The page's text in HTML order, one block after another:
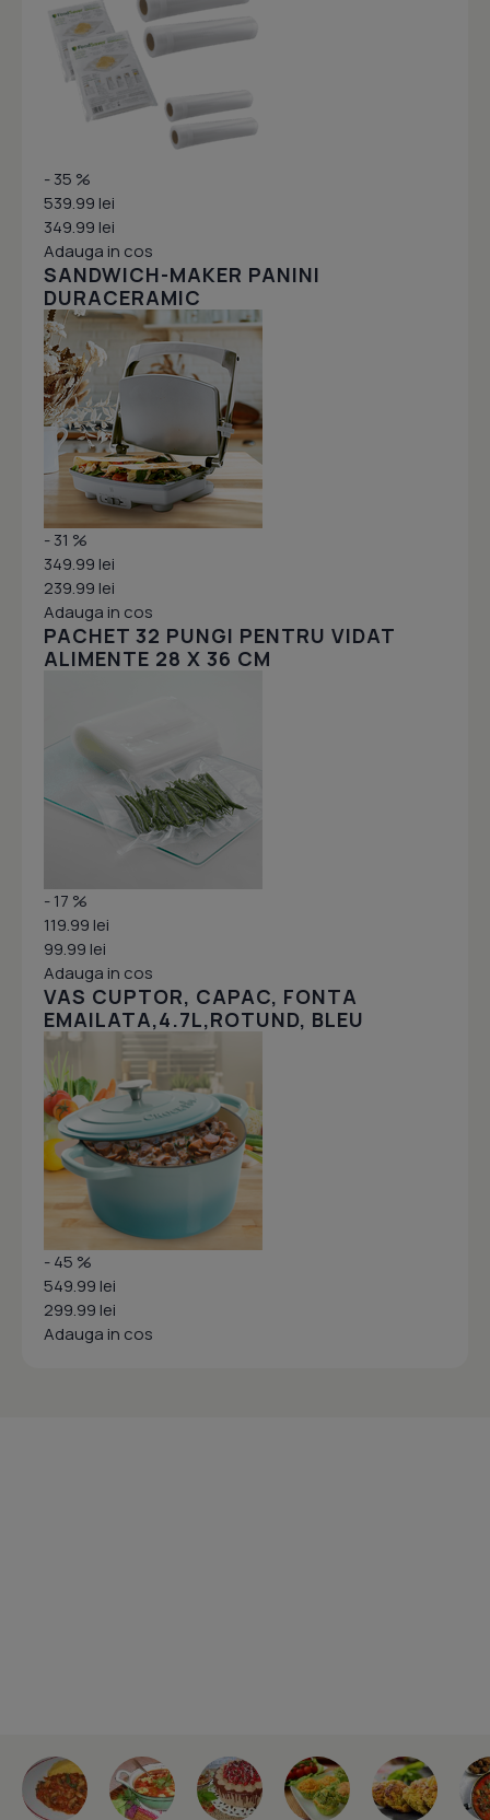
- 35 %
539.99 lei
349.99 lei
Adauga in cos
SANDWICH-MAKER PANINI
DURACERAMIC
- 31 %
349.99 lei
239.99 lei
Adauga in cos
PACHET 32 PUNGI PENTRU VIDAT
ALIMENTE 28 X 36 CM
- 17 %
119.99 lei
99.99 lei
Adauga in cos
VAS CUPTOR, CAPAC, FONTA
EMAILATA,4.7L,ROTUND, BLEU
- 45 %
549.99 lei
299.99 lei
Adauga in cos